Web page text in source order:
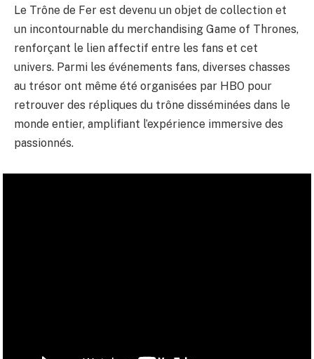
Le Trône de Fer est devenu un objet de collection et
un incontournable du merchandising Game of Thrones,
renforçant le lien affectif entre les fans et cet
univers. Parmi les événements fans, diverses chasses
au trésor ont même été organisées par HBO pour
retrouver des répliques du trône disséminées dans le
monde entier, amplifiant l’expérience immersive des
passionnés.